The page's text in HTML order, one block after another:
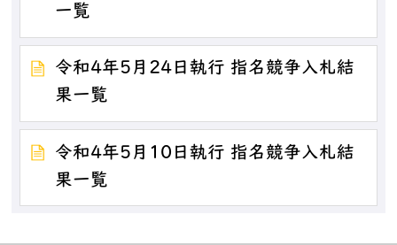
一覧
令和4年5月24日執行 指名競争入札結
果一覧
令和4年5月10日執行 指名競争入札結
果一覧